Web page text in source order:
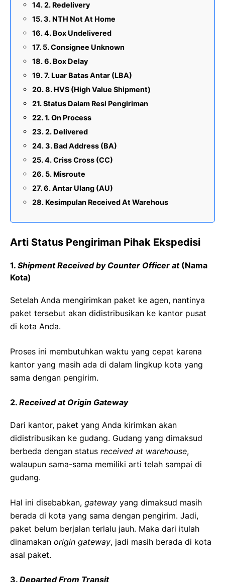
2. Redelivery
3. NTH Not At Home
4. Box Undelivered
5. Consignee Unknown
6. Box Delay
7. Luar Batas Antar (LBA)
8. HVS (High Value Shipment)
Status Dalam Resi Pengiriman
1. On Process
2. Delivered
3. Bad Address (BA)
4. Criss Cross (CC)
5. Misroute
6. Antar Ulang (AU)
Kesimpulan Received At Warehous
Arti Status Pengiriman Pihak Ekspedisi
1. Shipment Received by Counter Officer at(Nama
Kota)
Setelah Anda mengirimkan paket ke agen, nantinya
paket tersebut akan didistribusikan ke kantor pusat
di kota Anda.
Proses ini membutuhkan waktu yang cepat karena
kantor yang masih ada di dalam lingkup kota yang
sama dengan pengirim.
2. Received at Origin Gateway
Dari kantor, paket yang Anda kirimkan akan
didistribusikan ke gudang. Gudang yang dimaksud
berbeda dengan status received at warehouse,
walaupun sama-sama memiliki arti telah sampai di
gudang.
Hal ini disebabkan, gateway yang dimaksud masih
berada di kota yang sama dengan pengirim. Jadi,
paket belum berjalan terlalu jauh. Maka dari itulah
dinamakan origin gateway, jadi masih berada di kota
asal paket.
3. Departed From Transit